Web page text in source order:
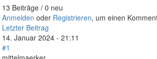
13 Beiträge / 0 neu
Anmelden oder Registrieren, um einen
Letzter Beitrag
14. Januar 2024 - 21:11
#1